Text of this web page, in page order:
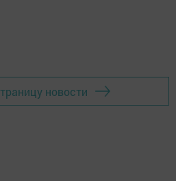
новости